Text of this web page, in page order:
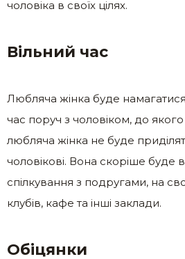
чоловіка в своїх цілях.
Вільний час
Любляча жінка буде
час поруч з чоловіком, до
любляча жінка не буде
чоловікові. Вона скоріше буде
спілкування з подругами, на
клубів, кафе та інші заклади.
Обіцянки